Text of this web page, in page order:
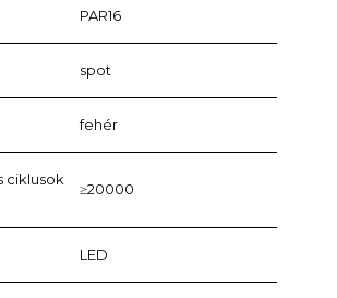
PAR16
spot
fehér
ciklusok
≥20000
LED